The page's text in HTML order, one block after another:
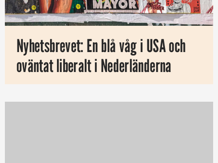
Nyhetsbrevet: En blå våg i USA och
oväntat liberalt i Nederländerna